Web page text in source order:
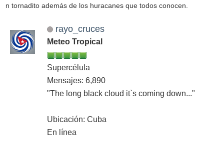
n tornadito además de los huracanes que todos conocen.
rayo_cruces
Meteo Tropical
Supercélula
Mensajes: 6,890
"The long black cloud it`s coming down..."
Ubicación: Cuba
En línea